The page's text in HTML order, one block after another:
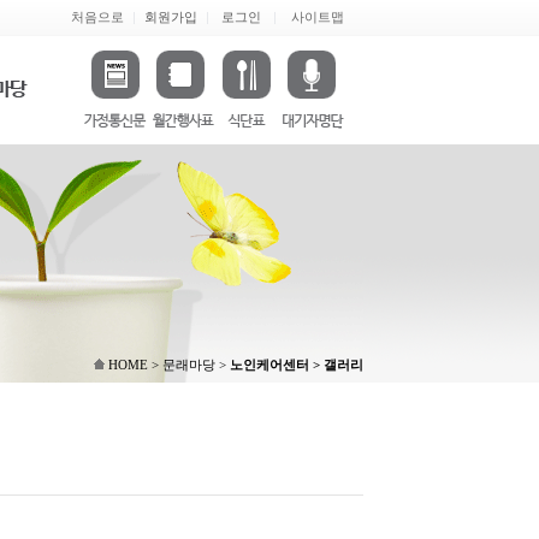
처음으로 회원가입 로그인 사이트맵
HOME > 문래마당 > 노인케어센터 > 갤러리